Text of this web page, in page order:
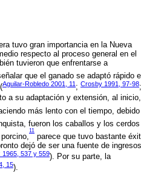
tuvo gran importancia en la Nueva
respecto al proceso general en el
tuvieron que enfrentarse a
que el ganado se adaptó rápido
Aguilar-Robledo 2001, 11 ; Crosby 1991, 97-98;
a su adaptación y extensión, al inicio,
más lento con el tiempo,
fueron los caballos y los cerdos
11
parece que tuvo bastante
dejó de ser una fuente de ingresos
1965, 537 y 559). Por su parte, la
15).